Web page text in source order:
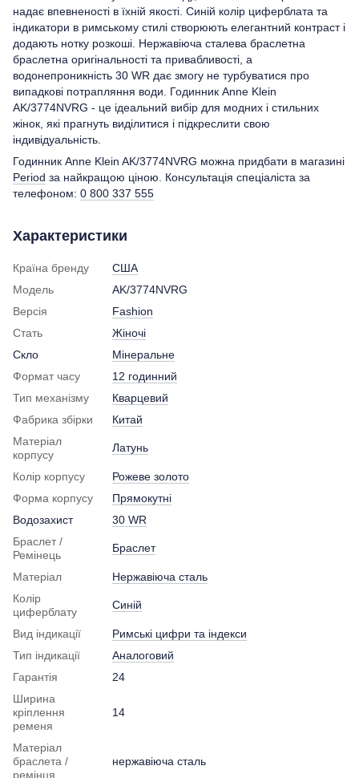
надає впевненості в їхній якості. Синій колір циферблата та
індикатори в римському стилі створюють елегантний контраст і
додають нотку розкоші. Нержавіюча сталева браслетна
браслетна оригінальності та привабливості, а
водонепроникність 30 WR дає змогу не турбуватися про
випадкові потрапляння води. Годинник Anne Klein
AK/3774NVRG - це ідеальний вибір для модних і стильних
жінок, які прагнуть виділитися і підкреслити свою
індивідуальність.
Годинник Anne Klein AK/3774NVRG можна придбати в магазині
Period за найкращою ціною. Консультація спеціаліста за
телефоном: 0 800 337 555
Характеристики
Країна бренду
США
Модель
AK/3774NVRG
Версія
Fashion
Стать
Жіночі
Скло
Мінеральне
Формат часу
12 годинний
Тип механізму
Кварцевий
Фабрика збірки
Китай
Матеріал
корпусу
Латунь
Колір корпусу
Рожеве золото
Форма корпусу
Прямокутні
Водозахист
30 WR
Браслет /
Ремінець
Браслет
Матеріал
Нержавіюча сталь
Колір
циферблату
Синій
Вид індикації
Римські цифри та індекси
Тип індикації
Аналоговий
Гарантія
24
Ширина
кріплення
ременя
14
Матеріал
браслета /
ремінця
нержавіюча сталь